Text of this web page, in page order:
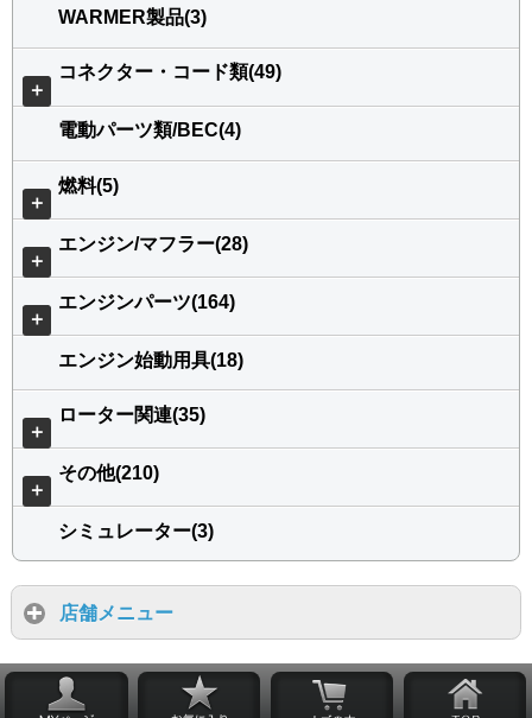
WARMER製品(3)
＋
コネクター・コード類(49)
電動パーツ類/BEC(4)
＋
燃料(5)
＋
エンジン/マフラー(28)
＋
エンジンパーツ(164)
エンジン始動用具(18)
＋
ローター関連(35)
＋
その他(210)
シミュレーター(3)
店舗メニュー